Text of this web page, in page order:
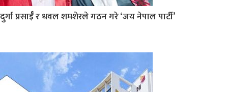
दुर्गा प्रसाईँ र धवल शमशेरले गठन गरे ‘जय नेपाल पार्टी’